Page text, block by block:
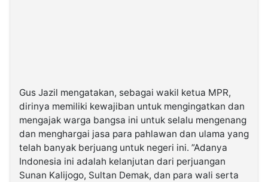
Gus Jazil mengatakan, sebagai wakil ketua MPR,
dirinya memiliki kewajiban untuk mengingatkan dan
mengajak warga bangsa ini untuk selalu mengenang
dan menghargai jasa para pahlawan dan ulama yang
telah banyak berjuang untuk negeri ini. ”Adanya
Indonesia ini adalah kelanjutan dari perjuangan
Sunan Kalijogo, Sultan Demak, dan para wali serta